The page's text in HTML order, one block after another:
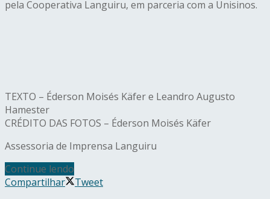
pela Cooperativa Languiru, em parceria com a Unisinos.
TEXTO – Éderson Moisés Käfer e Leandro Augusto
Hamester
CRÉDITO DAS FOTOS – Éderson Moisés Käfer
Assessoria de Imprensa Languiru
Continue lendo
Compartilhar
Tweet